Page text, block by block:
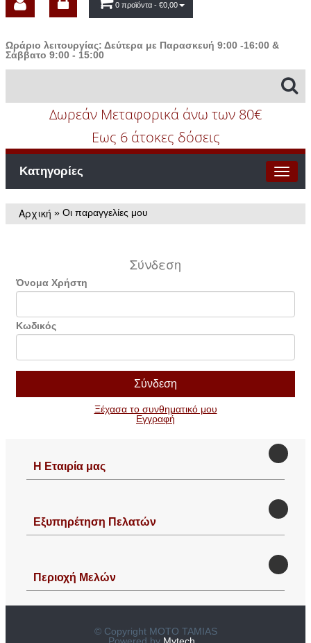
0 προϊόντα - €0,00
Ωράριο λειτουργίας: Δεύτερα με Παρασκευή 9:00 -16:00 &
Σάββατο 9:00 - 15:00
Δωρεάν Μεταφορικά άνω των 80€
Εως 6 άτοκες δόσεις
Κατηγορίες
Αρχική » Oι παραγγελίες μου
Σύνδεση
Όνομα Χρήστη
Κωδικός
Ξέχασα το συνθηματικό μου
Εγγραφή
Η Εταιρία μας
Εξυπηρέτηση Πελατών
Περιοχή Mελών
© Copyright MOTO TAMIAS
Powered by Mytech...